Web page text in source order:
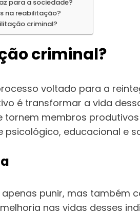
para a sociedade?
na reabilitação?
criminal?
criminal?
voltado para a
é transformar a vida
membros
educacional e
punir, mas também
nas vidas desses